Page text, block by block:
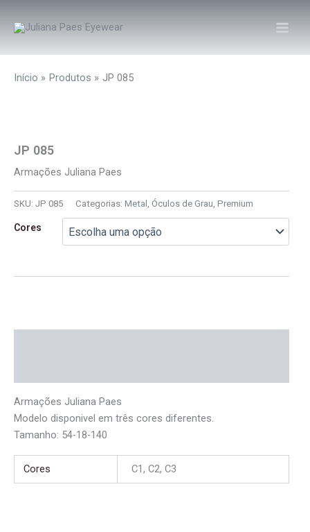
para
conteúdo
Início
Produtos JP 085
JP 085
Armações Juliana Paes
SKU: JP 085 Categorias: Metal Óculos de Grau Premium
Cores
Armações Juliana Paes
Modelo disponi­vel em três cores diferentes.
Tamanho: 54-18-140
Cores C1, C2, C3